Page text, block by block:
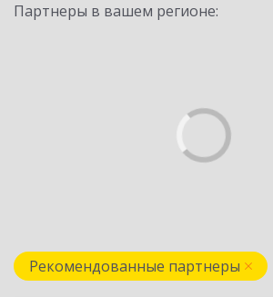
Партнеры в вашем регионе:
Рекомендованные партнеры